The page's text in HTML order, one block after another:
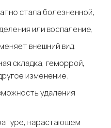
стала болезненной,
или воспаление,
внешний вид,
складка, геморрой,
изменение,
удаления
нарастающем